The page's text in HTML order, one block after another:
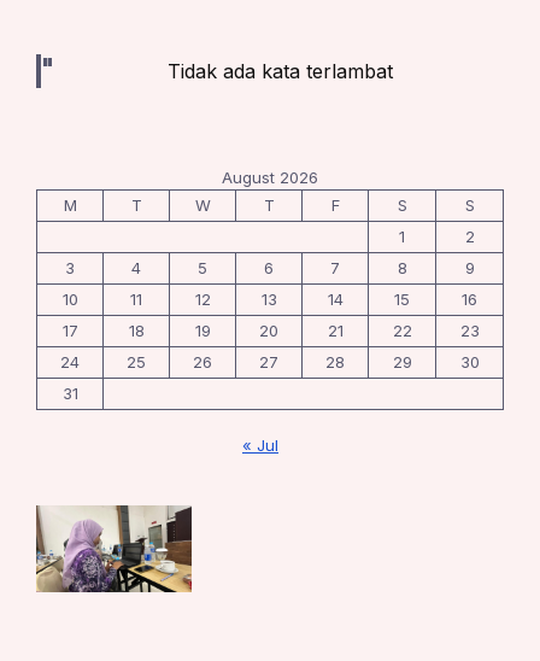
Tidak ada kata terlambat
August 2026
M
T W T F S
S
1
2
3
4 5 6 7 8
9
10
11 12 13 14 15
16
17
18 19 20 21 22
23
24
25 26 27 28 29
30
31
« Jul